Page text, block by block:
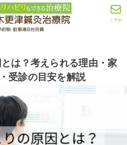
ご予約
は？考えられる理由・家
受診の目安を解説